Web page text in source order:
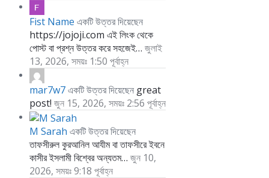
Fist Name একটি উত্তর দিয়েছেন
https://jojoji.com এই লিংক থেকে
পোস্ট বা প্রশ্ন উত্তর করে সহজেই… জুলাই
13, 2026, সময়ঃ 1:50 পূর্বাহ্ন
mar7w7 একটি উত্তর দিয়েছেন great
post! জুন 15, 2026, সময়ঃ 2:56 পূর্বাহ্ন
M Sarah একটি উত্তর দিয়েছেন
তাফসীরুল কুরআনিল আযীম বা তাফসীরে ইবনে
কাসীর ইসলামী বিশ্বের অন্যতম… জুন 10,
2026, সময়ঃ 9:18 পূর্বাহ্ন